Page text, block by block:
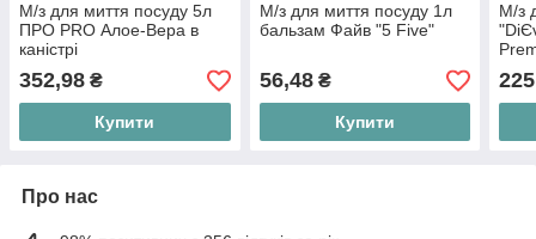
М/з для миття посуду 5л
ПРО PRO Алое-Вера в
каністрі
352,98 ₴
Купити
М/з для миття посуду 1л
бальзам Файв "5 Five"
56,48₴
Купити
М/з
Про нас